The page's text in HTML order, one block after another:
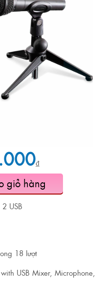
₫
giỏ hàng
USB
18 lượt
USB Mixer, Microphone,